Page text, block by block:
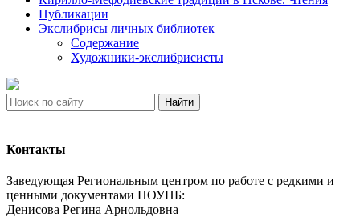
Публикации
Экслибрисы личных библиотек
Содержание
Художники-экслибрисисты
Найти
Контакты
Заведующая Региональным центром по работе с редкими и
ценными документами ПОУНБ:
Денисова Регина Арнольдовна